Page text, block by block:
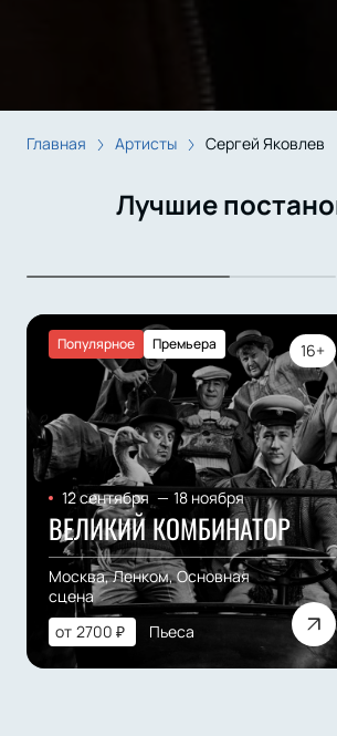
Главная Артисты Сергей Яковлев
Лучшие
Популярное Премьера 16+
12 сентября — 18 ноября
ВЕЛИКИЙ КОМБИНАТОР
Москва, Ленком, Основная
сцена
от 2700 ₽ Пьеса